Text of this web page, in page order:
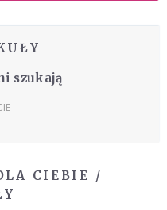
szukają
CIEBIE /